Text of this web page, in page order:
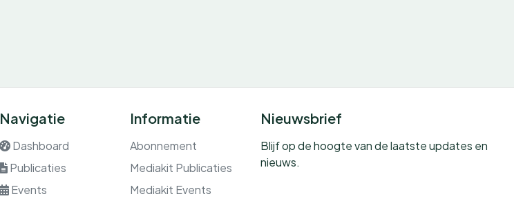
Navigatie
Dashboard
Publicaties
Events
Informatie
Abonnement
Mediakit Publicaties
Mediakit Events
Nieuwsbrief
Blijf op de hoogte van de laatste updates en
nieuws.